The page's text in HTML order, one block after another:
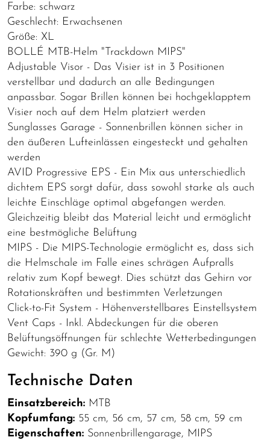
Farbe: schwarz
Geschlecht: Erwachsenen
Größe: XL
BOLLÉ MTB-Helm "Trackdown MIPS"
Adjustable Visor - Das Visier ist in 3 Positionen
verstellbar und dadurch an alle Bedingungen
anpassbar. Sogar Brillen können bei hochgeklapptem
Visier noch auf dem Helm platziert werden
Sunglasses Garage - Sonnenbrillen können sicher in
den äußeren Lufteinlässen eingesteckt und gehalten
werden
AVID Progressive EPS - Ein Mix aus unterschiedlich
dichtem EPS sorgt dafür, dass sowohl starke als auch
leichte Einschläge optimal abgefangen werden.
Gleichzeitig bleibt das Material leicht und ermöglicht
eine bestmögliche Belüftung
MIPS - Die MIPS-Technologie ermöglicht es, dass sich
die Helmschale im Falle eines schrägen Aufpralls
relativ zum Kopf bewegt. Dies schützt das Gehirn vor
Rotationskräften und bestimmten Verletzungen
Click-to-Fit System - Höhenverstellbares Einstellsystem
Vent Caps - Inkl. Abdeckungen für die oberen
Belüftungsöffnungen für schlechte Wetterbedingungen
Gewicht: 390 g (Gr. M)
Technische Daten
Einsatzbereich: MTB
Kopfumfang: 55 cm, 56 cm, 57 cm, 58 cm, 59 cm
Eigenschaften: Sonnenbrillengarage, MIPS